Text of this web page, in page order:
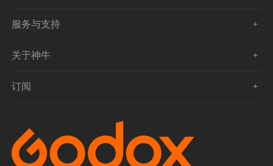
服务与支持
关于神牛
订阅